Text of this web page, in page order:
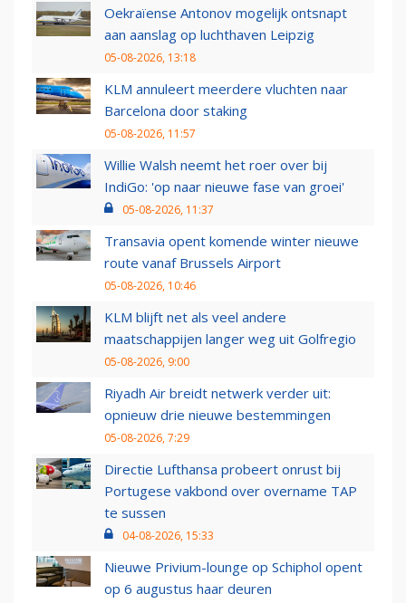
Oekraïense Antonov mogelijk ontsnapt
aan aanslag op luchthaven Leipzig
05-08-2026, 13:18
KLM annuleert meerdere vluchten naar
Barcelona door staking
05-08-2026, 11:57
Willie Walsh neemt het roer over bij
IndiGo: 'op naar nieuwe fase van groei'
05-08-2026, 11:37
Transavia opent komende winter nieuwe
route vanaf Brussels Airport
05-08-2026, 10:46
KLM blijft net als veel andere
maatschappijen langer weg uit Golfregio
05-08-2026, 9:00
Riyadh Air breidt netwerk verder uit:
opnieuw drie nieuwe bestemmingen
05-08-2026, 7:29
Directie Lufthansa probeert onrust bij
Portugese vakbond over overname TAP
te sussen
04-08-2026, 15:33
Nieuwe Privium-lounge op Schiphol opent
op 6 augustus haar deuren